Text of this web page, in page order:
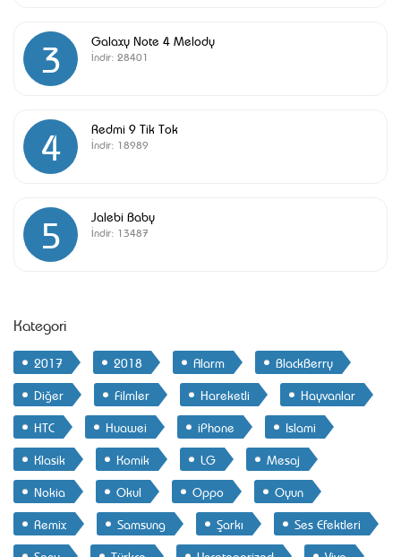
3 Galaxy Note 4 Melody
İndir: 28401
4 Redmi 9 Tik Tok
İndir: 18989
5 Jalebi Baby
İndir: 13487
Kategori
2017 2018 Alarm
BlackBerry
Diğer
Filmler Hareketli
Hayvanlar
HTC
Huawei iPhone
Islami
Klasik
Komik LG
Mesaj
Nokia
Okul Oppo
Oyun
Remix
Samsung Şarkı
Ses Efektleri